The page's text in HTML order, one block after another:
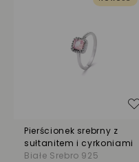
Pierścionek srebrny z
sułtanitem i cyrkoniami
Białe Srebro 925